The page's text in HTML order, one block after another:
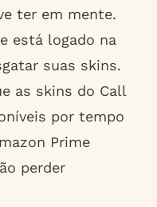
ter em mente.
está logado na
suas skins.
as skins do Call
por tempo
Prime
perder